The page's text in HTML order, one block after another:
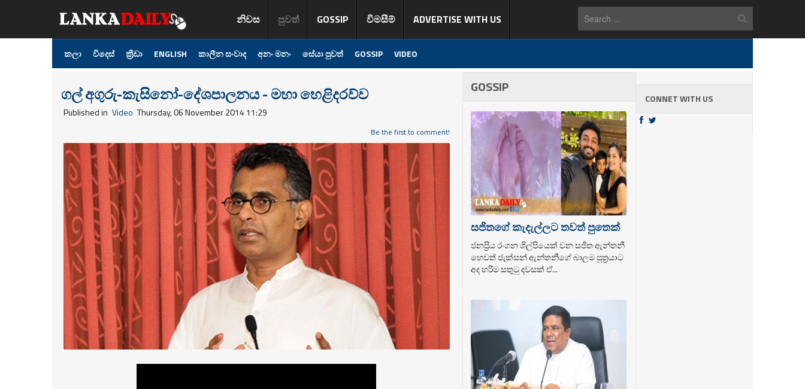
නිවස පුවත් GOSSIP විමසීම් ADVERTISE WITH US
කලා විදෙස් ක්‍රීඩා ENGLISH කාලීන සංවාද අනං මනං සේයා පුවත් GOSSIP VIDEO
ගල් අගුරු-කැසිනෝ-දේශපාලනය - මහා හෙළිදරව්ව
Published in Video Thursday, 06 November 2014 11:29
Be the first to comment!
GOSSIP
සජිතගේ කැදැල්ලට තවත් පුතෙක්
ජනප්‍රිය රංගන ශිල්පියෙක් වන සජිත ඇන්තනී
හෙවත් ජැක්සන් ඇන්තනීගේ බාලම පුත්‍රයාට
අද හරිම සතුටු දවසක් ඒ...
CONNET WITH US